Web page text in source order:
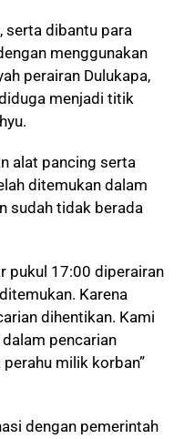
serta dibantu para
menggunakan
perairan Dulukapa,
menjadi titik
alat pancing serta
ditemukan dalam
sudah tidak berada
pukul 17:00 diperairan
Karena
dihentikan. Kami
pencarian
milik korban”
dengan pemerintah